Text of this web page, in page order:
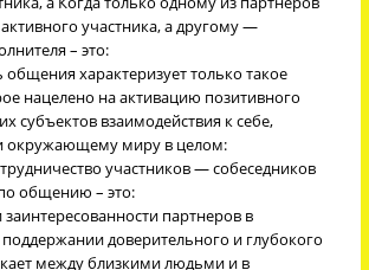
участника, а другому —
– это:
общения характеризует только такое
нацелено на активацию позитивного
субъектов взаимодействия к себе,
окружающему миру в целом:
участников — собеседников
общению – это:
партнеров в
доверительного и глубокого
между близкими людьми и в